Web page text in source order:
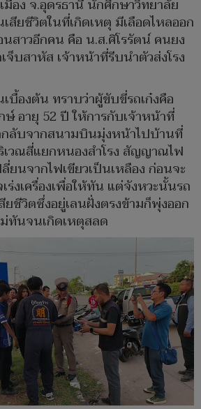
มือง จ.อุดรธานี นักศึกษาวิทยาลัย
สียชีวิตในที่เกิดเหตุ มีเลือดไหลออก
สาวอีกคน คือ น.ส.ศิโรรัตน์ คนยง
จ็บสาหัส เจ้าหน้าที่รีบนำตัวส่งโรง
บื้องต้น ทราบว่าผู้ขับขี่รถเก๋งคือ
อายุ 52 ปี ให้การกับเจ้าหน้าที่
กลับจากสนามบินมุ่งหน้าไปบ้านที่
เวณสี่แยกหนองสำโรง สัญญาณไฟ
ยนจากไฟเขียวเป็นเหลือง ก่อนจะ
ร่งเครื่องเพื่อให้ทัน แต่จังหวะนั้นรถ
ชีวิตซึ่งอยู่เลนฝั่งตรงข้ามก็พุ่งออก
ทันจนเกิดเหตุสลด